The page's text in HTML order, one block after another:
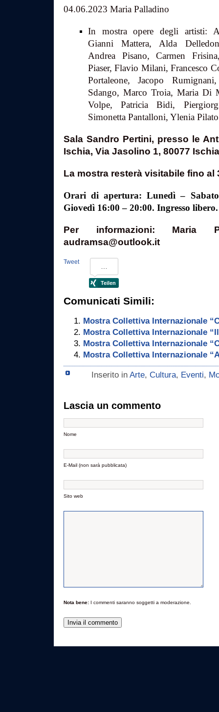
04.06.2023 Maria Palladino
In mostra opere degli artisti:
Gianni Mattera, Alda
Andrea Pisano, Carmen
Piaser, Flavio Milani, Francesco
Portaleone, Jacopo
Sdango, Marco Troia, Maria Di
Volpe, Patricia Bidi,
Simonetta Pantalloni, Ylenia
Sala Sandro Pertini, presso le
Ischia, Via Jasolino 1, 80077
La mostra resterà visitabile fino al
Orari di apertura: Lunedì –
Giovedì 16:00 – 20:00. Ingresso libero.
Per informazioni: Maria
audramsa@outlook.it
Tweet
Comunicati Simili:
Mostra Collettiva Internazionale
Mostra Collettiva Internazionale
Mostra Collettiva Internazionale
Mostra Collettiva Internazionale
Inserito in Arte, Cultura, Eventi,
Lascia un commento
Nome
E-Mail (non sarà pubblicata)
Sito web
Nota bene: I commenti saranno soggetti a moderazione.